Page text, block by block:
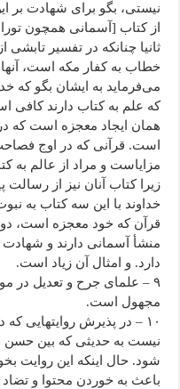
نیستی، بگو برای شهادت بر
از کتاب [آسمانی همچون
ثانیا چنانکه در تفسیر
خطاب به کفار مکه است، آنها
می‌فرماید به ایشان بگو که
که علم به کتاب دارند
همان ایجاد معجزه است که
است. قرآنی که در اوج
مزایاست و مراد از عالم به
زیرا کتاب آنان نیز از رسالت
خداوند با این سه کتاب به
قرآن که خود معجزه است،
منشأ آسمانی دارند و
دارد. و امثال آن زیاد است.
۹ – علمای جرح و تعدیل در
مجهول است.
۱۰ – در پذیرش روایتهایی
نیست به حدیثی که بین
شود. حال اینکه این روایت
باعث به خوردن محتوا و